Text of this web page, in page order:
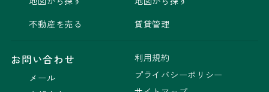
不動産を売る
賃貸管理
お問い合わせ
メール
利用規約
プライバシーポリシー